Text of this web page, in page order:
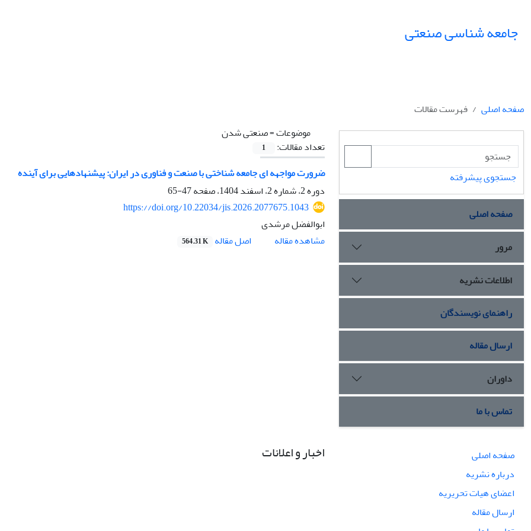
جامعه شناسی صنعتی
صفحه اصلی
فهرست مقالات
موضوعات =صنعتی شدن
تعداد مقالات:
1
ضرورت مواجهه ­ای جامعه ­شناختی با صنعت و فناوری در ایران: پیشنهادهایی برای آینده
دوره 2، شماره 2، اسفند 1404، صفحه
47-65
https://doi.org/10.22034/jis.2026.2077675.1043
ابوالفضل مرشدی
مشاهده مقاله
اصل مقاله 564.31 K
جستجوی پیشرفته
صفحه اصلی
مرور
اطلاعات نشریه
راهنمای نویسندگان
ارسال مقاله
داوران
تماس با ما
صفحه اصلی
درباره نشریه
اعضای هیات تحریریه
ارسال مقاله
اخبار و اعلانات